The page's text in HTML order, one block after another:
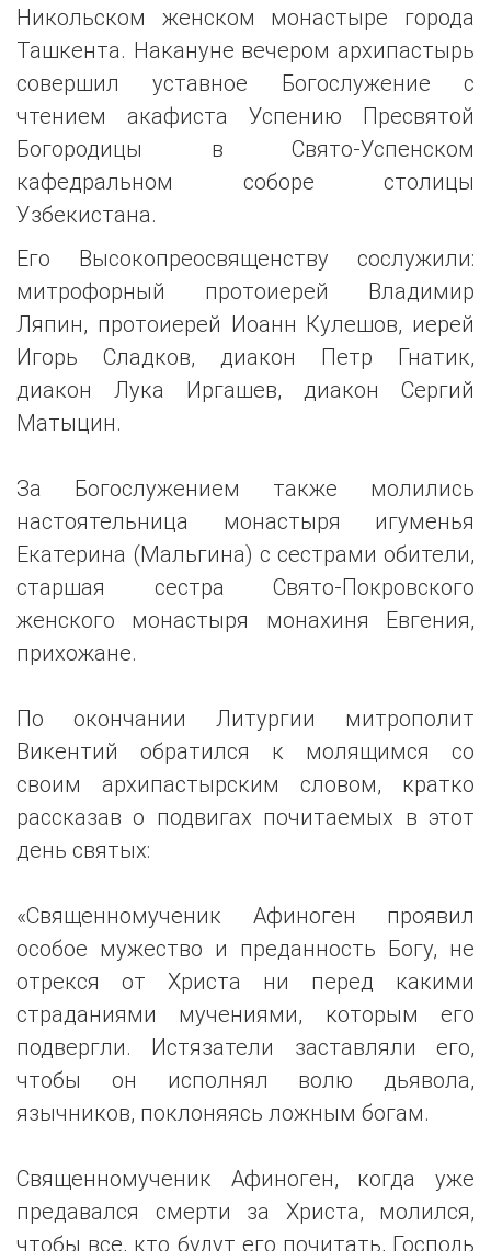
Никольском женском монастыре города
Ташкента. Накануне вечером архипастырь
совершил уставное Богослужение с
чтением акафиста Успению Пресвятой
Богородицы в Свято-Успенском
кафедральном соборе столицы
Узбекистана.
Его Высокопреосвященству сослужили:
митрофорный протоиерей Владимир
Ляпин, протоиерей Иоанн Кулешов, иерей
Игорь Сладков, диакон Петр Гнатик,
диакон Лука Иргашев, диакон Сергий
Матыцин.
За Богослужением также молились
настоятельница монастыря игуменья
Екатерина (Мальгина) с сестрами обители,
старшая сестра Свято-Покровского
женского монастыря монахиня Евгения,
прихожане.
По окончании Литургии митрополит
Викентий обратился к молящимся со
своим архипастырским словом, кратко
рассказав о подвигах почитаемых в этот
день святых:
«Священномученик Афиноген проявил
особое мужество и преданность Богу, не
отрекся от Христа ни перед какими
страданиями мучениями, которым его
подвергли. Истязатели заставляли его,
чтобы он исполнял волю дьявола,
язычников, поклоняясь ложным богам.
Священномученик Афиноген, когда уже
предавался смерти за Христа, молился,
чтобы все, кто будут его почитать, Господь